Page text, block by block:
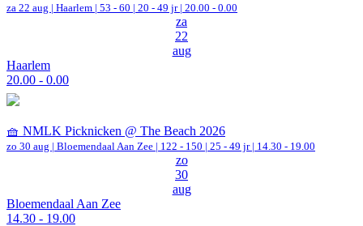
za 22 aug | Haarlem | 53 - 60 | 20 - 49 jr | 20.00 - 0.00
za
22
aug
Haarlem
20.00 - 0.00
🧺 NMLK Picknicken @ The Beach 2026
zo 30 aug | Bloemendaal Aan Zee | 122 - 150 | 25 - 49 jr | 14.30 - 19.00
zo
30
aug
Bloemendaal Aan Zee
14.30 - 19.00